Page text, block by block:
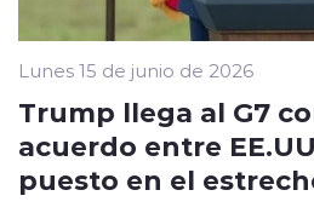
Lunes 15 de junio de 2026
Trump llega al G7
acuerdo entre
puesto en el